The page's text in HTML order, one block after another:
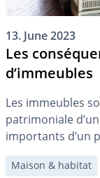
13. June 2023
Les
d’immeubles
Les immeubles
patrimoniale
importants d’un
dans cet article
l’héritage
Maison & habitat